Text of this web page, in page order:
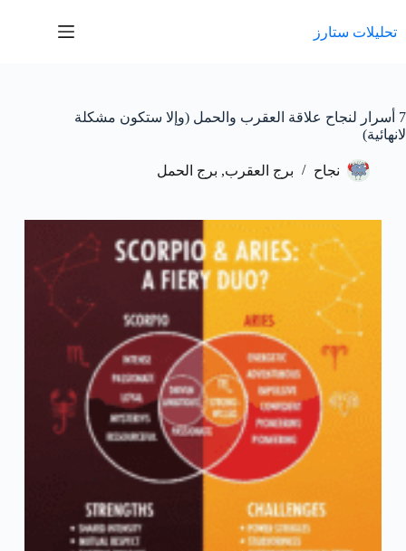
المحتوى
تحليلات ستارز
7 أسرار لنجاح علاقة العقرب والحمل (وإلا ستكون مشكلة
لانهائية)
نجاح برج العقرب, برج الحمل